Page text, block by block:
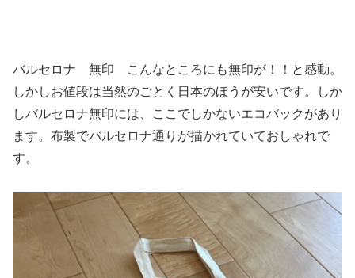
バルセロナ 無印 こんなところにも無印が！！と感動。
しかしお値段は当然のごとく日本のほうが安いです。しか
しバルセロナ無印には、ここでしかないエコバックがあり
ます。布製でバルセロナ通りが描かれていておしゃれで
す。